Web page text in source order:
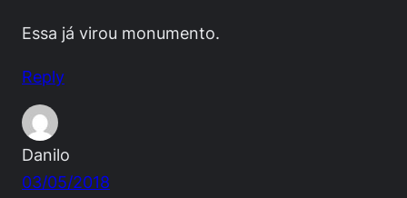
Essa já virou monumento.
Reply
Danilo
03/05/2018